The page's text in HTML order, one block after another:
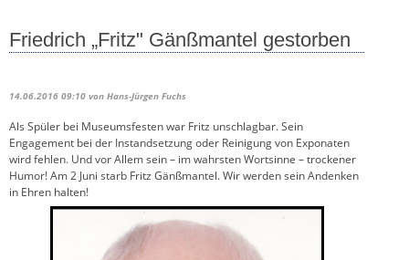
Friedrich „Fritz" Gänßmantel gestorben
14.06.2016 09:10 von Hans-Jürgen Fuchs
Als Spüler bei Museumsfesten war Fritz unschlagbar. Sein
Engagement bei der Instandsetzung oder Reinigung von Exponaten
wird fehlen. Und vor Allem sein – im wahrsten Wortsinne – trockener
Humor! Am 2 Juni starb Fritz Gänßmantel. Wir werden sein Andenken
in Ehren halten!